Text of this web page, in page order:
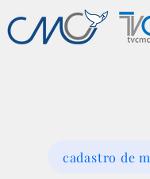
cadastro de